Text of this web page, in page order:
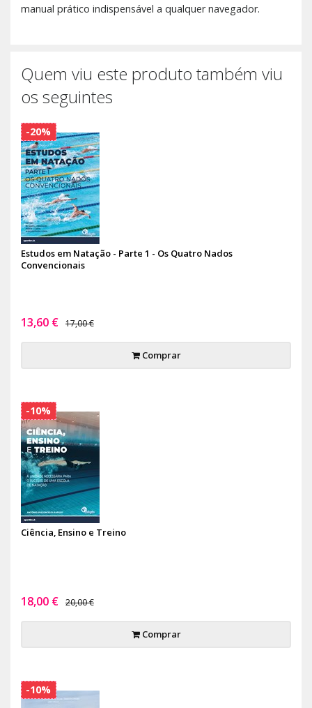
manual prático indispensável a qualquer navegador.
Quem viu este produto também viu
os seguintes
Estudos em Natação - Parte 1 - Os Quatro Nados
Convencionais
13,60 € 17,00 €
Comprar
-20%
Ciência, Ensino e Treino
18,00 € 20,00 €
Comprar
-10%
-10%